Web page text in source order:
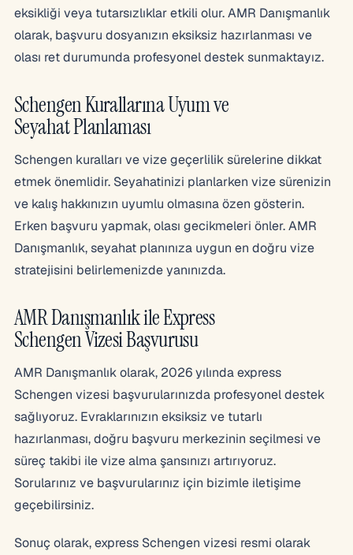
eksikliği veya tutarsızlıklar etkili olur. AMR Danışmanlık
olarak, başvuru dosyanızın eksiksiz hazırlanması ve
olası ret durumunda profesyonel destek sunmaktayız.
Schengen Kurallarına Uyum ve
Seyahat Planlaması
Schengen kuralları ve vize geçerlilik sürelerine dikkat
etmek önemlidir. Seyahatinizi planlarken vize sürenizin
ve kalış hakkınızın uyumlu olmasına özen gösterin.
Erken başvuru yapmak, olası gecikmeleri önler. AMR
Danışmanlık, seyahat planınıza uygun en doğru vize
stratejisini belirlemenizde yanınızda.
AMR Danışmanlık ile Express
Schengen Vizesi Başvurusu
AMR Danışmanlık olarak, 2026 yılında express
Schengen vizesi başvurularınızda profesyonel destek
sağlıyoruz. Evraklarınızın eksiksiz ve tutarlı
hazırlanması, doğru başvuru merkezinin seçilmesi ve
süreç takibi ile vize alma şansınızı artırıyoruz.
Sorularınız ve başvurularınız için bizimle iletişime
geçebilirsiniz.
Sonuç olarak, express Schengen vizesi resmi olarak